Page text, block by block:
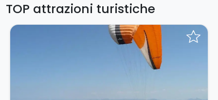
TOP attrazioni turistiche